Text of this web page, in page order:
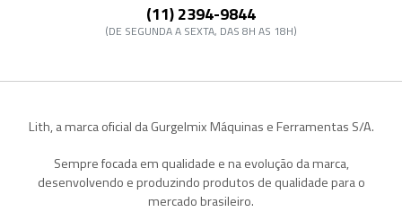
(11) 2394-9844
(DE SEGUNDA A SEXTA, DAS 8H AS 18H)
Lith, a marca oficial da Gurgelmix Máquinas e Ferramentas S/A.
Sempre focada em qualidade e na evolução da marca,
desenvolvendo e produzindo produtos de qualidade para o
mercado brasileiro.